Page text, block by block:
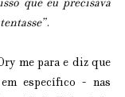
que eu precisava
.
me para e diz que
específico - nas